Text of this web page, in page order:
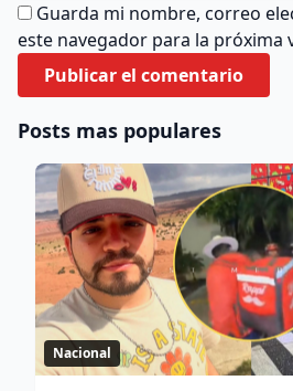
Guarda mi nombre, correo
este navegador para la próxima
Posts mas populares
Nacional